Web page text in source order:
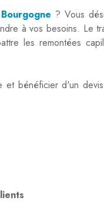
? Vous
à vos besoins. Le
les remontées
bénéficier d'un